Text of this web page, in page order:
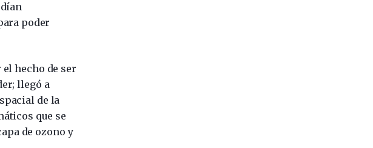
poder
hecho de ser
llegó a
de la
que se
de ozono y